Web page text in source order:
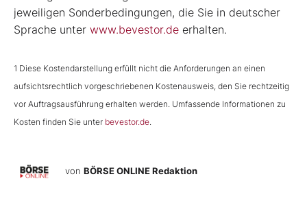
jeweiligen Sonderbedingungen, die Sie in deutscher
Sprache unter www.bevestor.de erhalten.
1 Diese Kostendarstellung erfüllt nicht die Anforderungen an einen
aufsichtsrechtlich vorgeschriebenen Kostenausweis, den Sie rechtzeitig
vor Auftragsausführung erhalten werden. Umfassende Informationen zu
Kosten finden Sie unter bevestor.de.
von BÖRSE ONLINE Redaktion